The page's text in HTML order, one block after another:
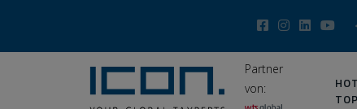
Partner
von:
HOT